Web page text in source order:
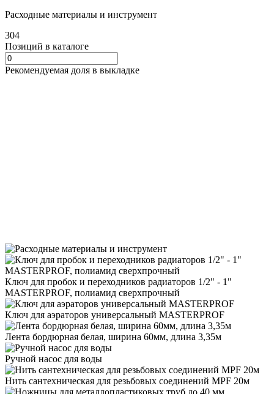
Расходные материалы и инструмент
304
Позиций в каталоге
Рекомендуемая доля в выкладке
Ключ для пробок и переходников радиаторов 1/2" - 1"
MASTERPROF, полиамид сверхпрочный
Ключ для аэраторов универсальный MASTERPROF
Лента бордюрная белая, ширина 60мм, длина 3,35м
Ручной насос для воды
Нить сантехническая для резьбовых соединений MPF 20м